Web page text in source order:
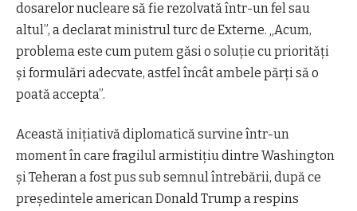
dosarelor nucleare să fie rezolvată într-un fel sau
altul”, a declarat ministrul turc de Externe. „Acum,
problema este cum putem găsi o soluție cu priorități
și formulări adecvate, astfel încât ambele părți să o
poată accepta”.
Această inițiativă diplomatică survine într-un
moment în care fragilul armistițiu dintre Washington
și Teheran a fost pus sub semnul întrebării, după ce
președintele american Donald Trump a respins